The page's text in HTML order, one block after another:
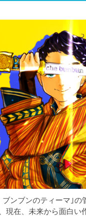
ブンブンのティーマ｣の
現在、未来から面白い